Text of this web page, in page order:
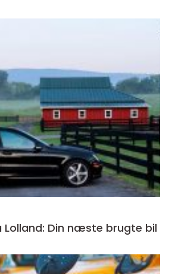
Lolland: Din næste brugte bil